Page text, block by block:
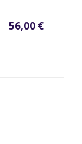
56,00 €